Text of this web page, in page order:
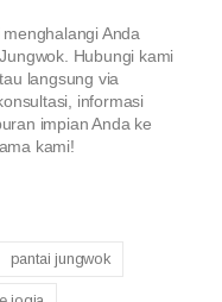
Anda
Hubungi kami
langsung via
informasi
impian Anda ke
kami!
pantai jungwok